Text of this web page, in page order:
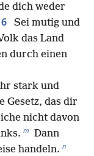
dich weder
6
Sei mutig und
das Land
durch einen
stark und
Gesetz, das dir
nicht davon
m Dann
handeln. n